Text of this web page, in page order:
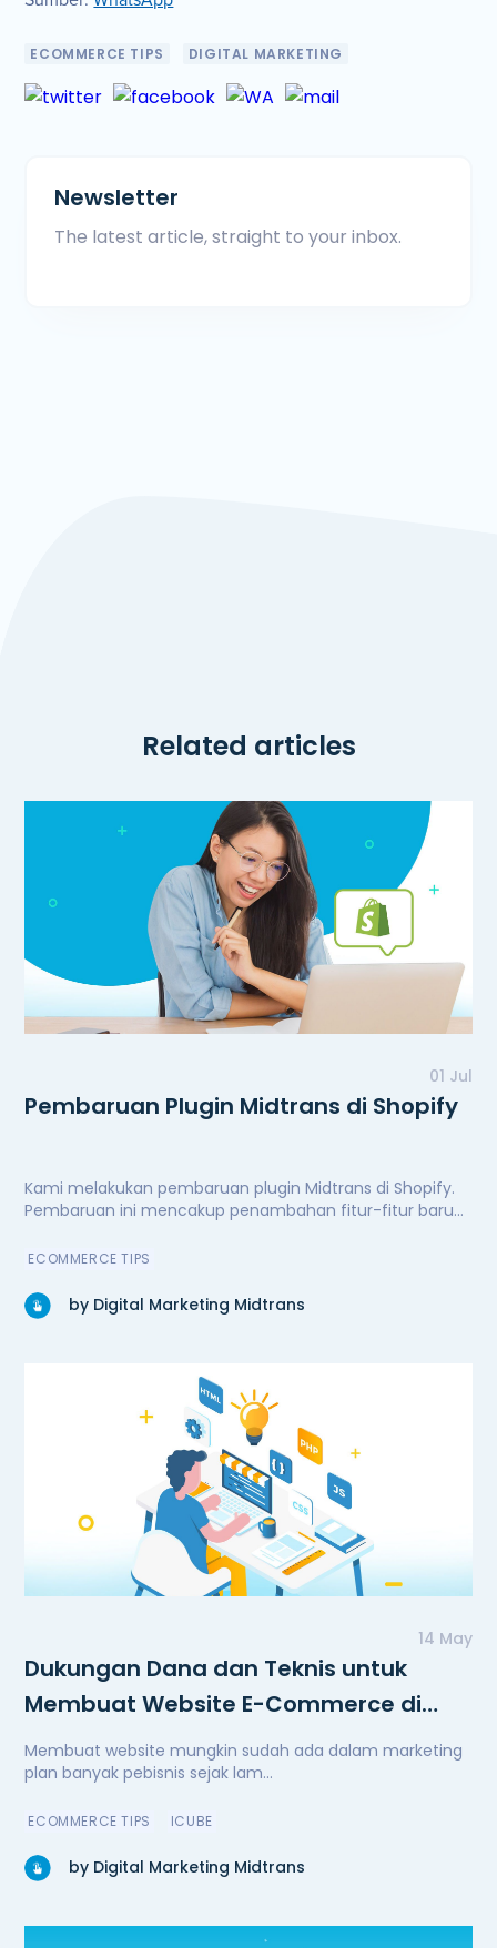
ECOMMERCE TIPS DIGITAL MARKETING
Newsletter
The latest article, straight to your inbox.
Related articles
01 Jul
Pembaruan Plugin Midtrans di Shopify
Kami melakukan pembaruan plugin Midtrans di Shopify.
Pembaruan ini mencakup penambahan fitur-fitur baru
peningkatan performa secara signifikan, serta perbaikan
ECOMMERCE TIPS
by Digital Marketing Midtrans
14 May
Dukungan Dana dan Teknis untuk
Membuat Website E-Commerce di
Masa Pandemi
Membuat website mungkin sudah ada dalam marketing
plan banyak pebisnis sejak lam...
ECOMMERCE TIPS ICUBE
by Digital Marketing Midtrans